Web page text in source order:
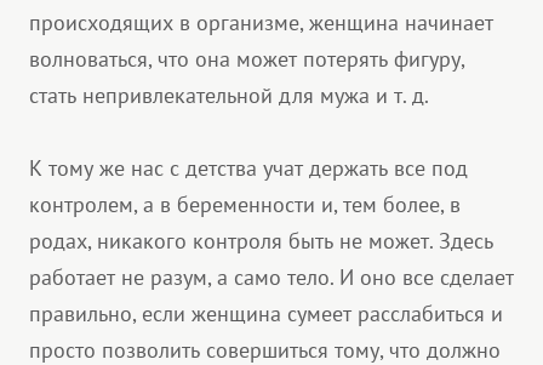
происходящих в организме, женщина начинает
волноваться, что она может потерять фигуру,
стать непривлекательной для мужа и т. д.
К тому же нас с детства учат держать все под
контролем, а в беременности и, тем более, в
родах, никакого контроля быть не может. Здесь
работает не разум, а само тело. И оно все сделает
правильно, если женщина сумеет расслабиться и
просто позволить совершиться тому, что должно